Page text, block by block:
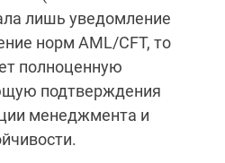
лишь уведомление
норм AML/CFT, то
полноценную
подтверждения
менеджмента и